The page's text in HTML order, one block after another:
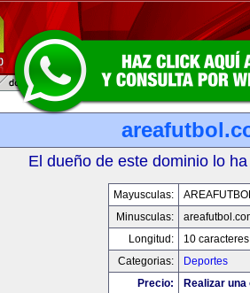
El dueño de este dominio lo
Mayusculas:
Minusculas:
Longitud:
10 caracteres
Categorias:
Deportes
Precio:
Realizar